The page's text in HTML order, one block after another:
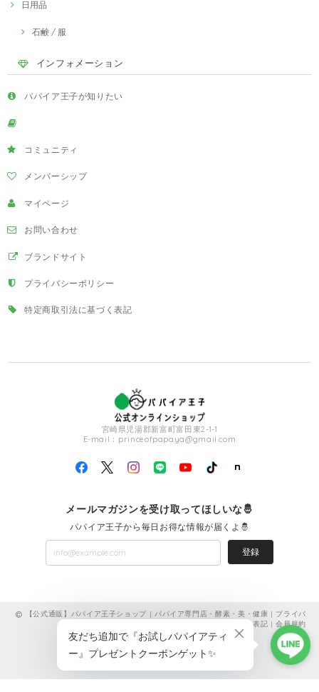
日用品
石鹸 / 服
インフォメーション
パパイア王子が知りたい
コミュニティ
メンバーシップ
マイページ
お問い合わせ
ブランドサイト
プライバシーポリシー
特定商取引法に基づく表記
宮崎県児湯郡新富町富田東2-1-1
E-mail： princeofpapaya@gmail.com
メールマガジンを受け取ってほしいな🤴
パパイア王子から毎日お得な情報が届くよ🤴
登録
【公式通販】パパイア王子ショップ | パパイア専門店・酵素・美・健康 | プライバ
特定商取引法に基づく表記 |会員規約
ショップに質問する